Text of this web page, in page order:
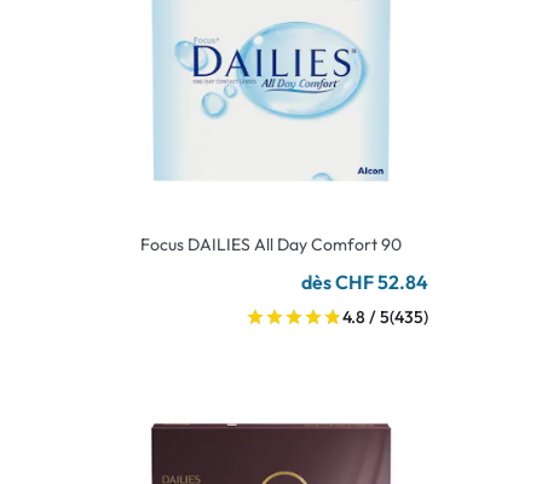
Focus DAILIES All Day Comfort 90
dès CHF 52.84
4.8 / 5(435)